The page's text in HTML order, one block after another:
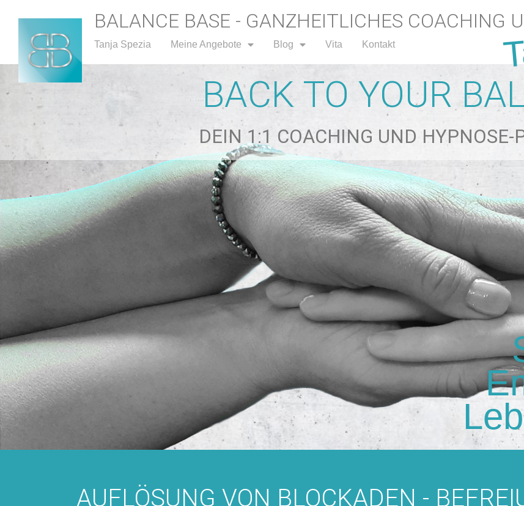
BALANCE BASE - GANZHEITLICHES COACHING
Tanja Spezia Meine Angebote Blog Vita Kontakt
BACK TO YOUR
DEIN 1:1 COACHING UND HYPNOSE-
AUFLÖSUNG VON BLOCKADEN -